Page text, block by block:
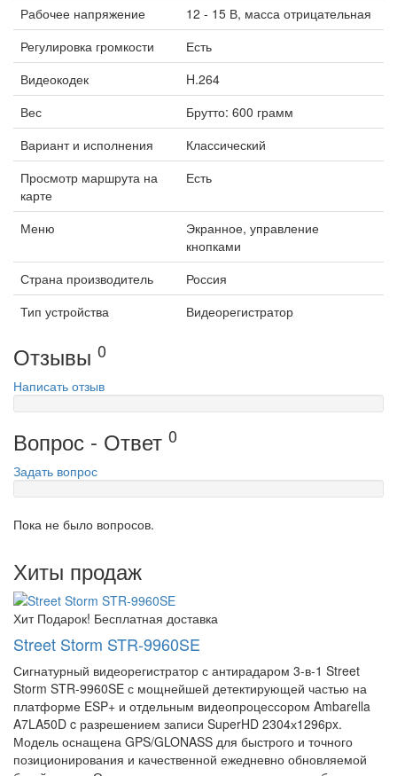
Рабочее напряжение
12 - 15 В, масса отрицательная
Регулировка громкости
Есть
Видеокодек
H.264
Вес
Брутто: 600 грамм
Вариант и исполнения
Классический
Просмотр маршрута на
карте
Есть
Меню
Экранное, управление
кнопками
Страна производитель
Россия
Тип устройства
Видеорегистратор
Отзывы 0
Написать отзыв
Вопрос - Ответ 0
Задать вопрос
Пока не было вопросов.
Хиты продаж
Хит Подарок! Бесплатная доставка
Street Storm STR-9960SE
Сигнатурный видеорегистратор с антирадаром 3-в-1 Street
Storm STR-9960SE с мощнейшей детектирующей частью на
платформе ESP+ и отдельным видеопроцессором Ambarella
A7LA50D c разрешением записи SuperHD 2304х1296px.
Модель оснащена GPS/GLONASS для быстрого и точного
позиционирования и качественной ежедневно обновляемой